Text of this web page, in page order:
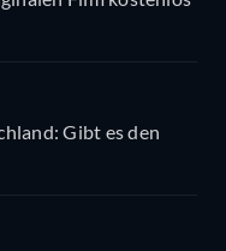
Gibt es den